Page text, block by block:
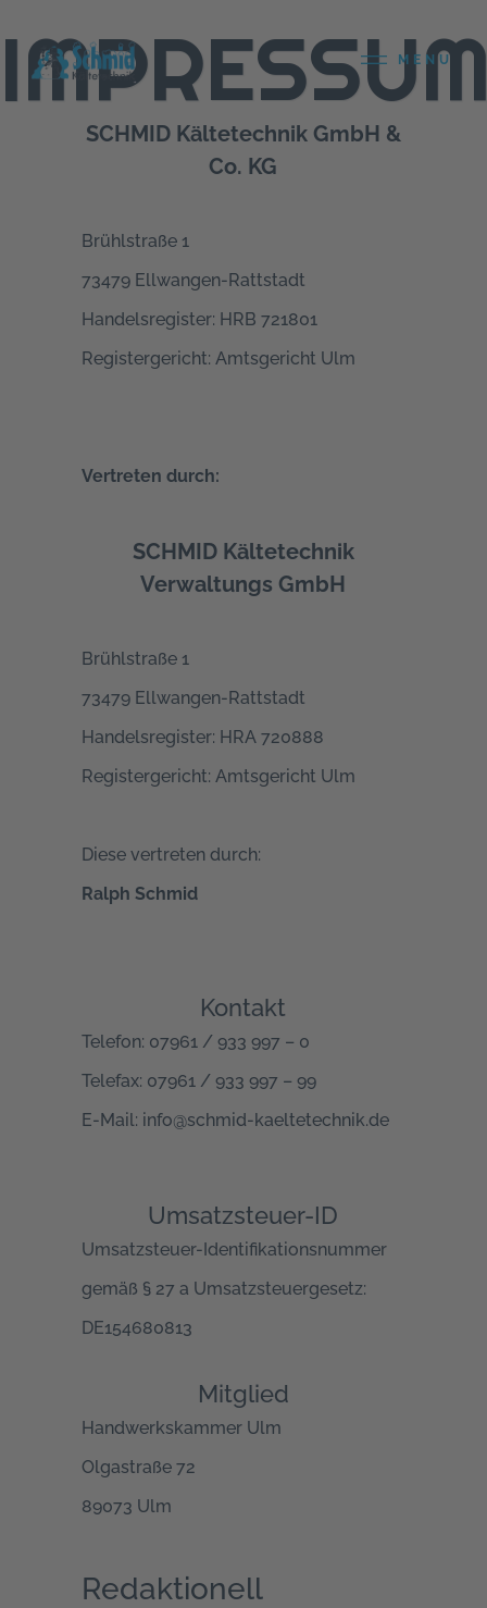
MENU
SCHMID Kältetechnik GmbH &
Co. KG
Brühlstraße 1
73479 Ellwangen-Rattstadt
Handelsregister: HRB 721801
Registergericht: Amtsgericht Ulm
Vertreten durch:
SCHMID Kältetechnik
Verwaltungs GmbH
Brühlstraße 1
73479 Ellwangen-Rattstadt
Handelsregister: HRA 720888
Registergericht: Amtsgericht Ulm
Diese vertreten durch:
Ralph Schmid
Kontakt
Telefon: 07961 / 933 997 – 0
Telefax: 07961 / 933 997 – 99
E-Mail: info@schmid-kaeltetechnik.de
Umsatzsteuer-ID
Umsatzsteuer-Identifikationsnummer
gemäß § 27 a Umsatzsteuergesetz:
DE154680813
Mitglied
Handwerkskammer Ulm
Olgastraße 72
89073 Ulm
Redaktionell